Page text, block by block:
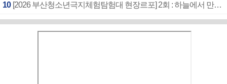
10 [2026 부산청소년극지체험탐험대 현장르포] 2회 : 하늘에서 만난 얼음의 나라